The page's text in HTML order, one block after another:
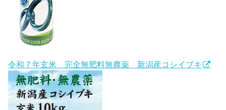
令和７年玄米 完全無肥料無農薬 新潟産コシイブキ